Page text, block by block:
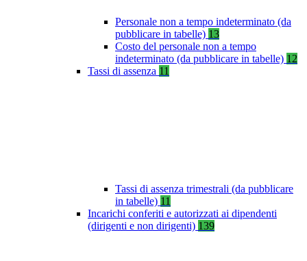
Personale non a tempo indeterminato (da
pubblicare in tabelle) 13
Costo del personale non a tempo
indeterminato (da pubblicare in tabelle) 12
Tassi di assenza 11
Tassi di assenza trimestrali (da pubblicare
in tabelle) 11
Incarichi conferiti e autorizzati ai dipendenti
(dirigenti e non dirigenti) 139